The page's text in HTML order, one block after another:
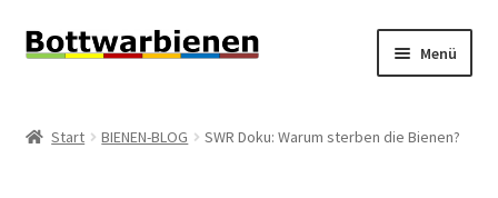
Zur
Zum
Menü
Start BIENEN-BLOG SWR Doku: Warum sterben die Bienen?